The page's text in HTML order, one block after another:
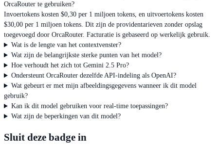
OrcaRouter te gebruiken?
Invoertokens kosten $0,30 per 1 miljoen tokens, en uitvoertokens kosten
$30,00 per 1 miljoen tokens. Dit zijn de providentarieven zonder opslag
toegevoegd door OrcaRouter. Facturatie is gebaseerd op werkelijk gebruik.
Wat is de lengte van het contextvenster?
Wat zijn de belangrijkste sterke punten van het model?
Hoe verhoudt het zich tot Gemini 2.5 Pro?
Ondersteunt OrcaRouter dezelfde API-indeling als OpenAI?
Wat gebeurt er met mijn afbeeldingsgegevens wanneer ik dit model
gebruik?
Kan ik dit model gebruiken voor real-time toepassingen?
Wat zijn de beperkingen van dit model?
Sluit deze badge in